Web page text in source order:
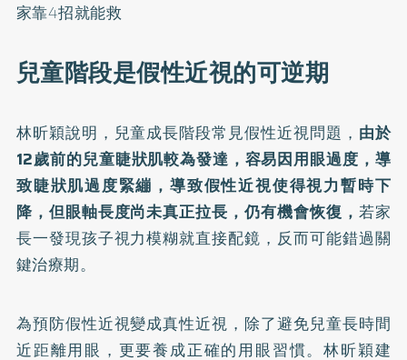
家靠4招就能救
兒童階段是假性近視的可逆期
林昕穎說明，兒童成長階段常見假性近視問題， 由於
12歲前的兒童睫狀肌較為發達，容易因用眼過度，導
致睫狀肌過度緊繃，導致假性近視使得視力暫時下
降，但眼軸長度尚未真正拉長，仍有機會恢復， 若家
長一發現孩子視力模糊就直接配鏡，反而可能錯過關
鍵治療期。
為預防假性近視變成真性近視，除了避免兒童長時間
近距離用眼，更要養成正確的用眼習慣。林昕穎建